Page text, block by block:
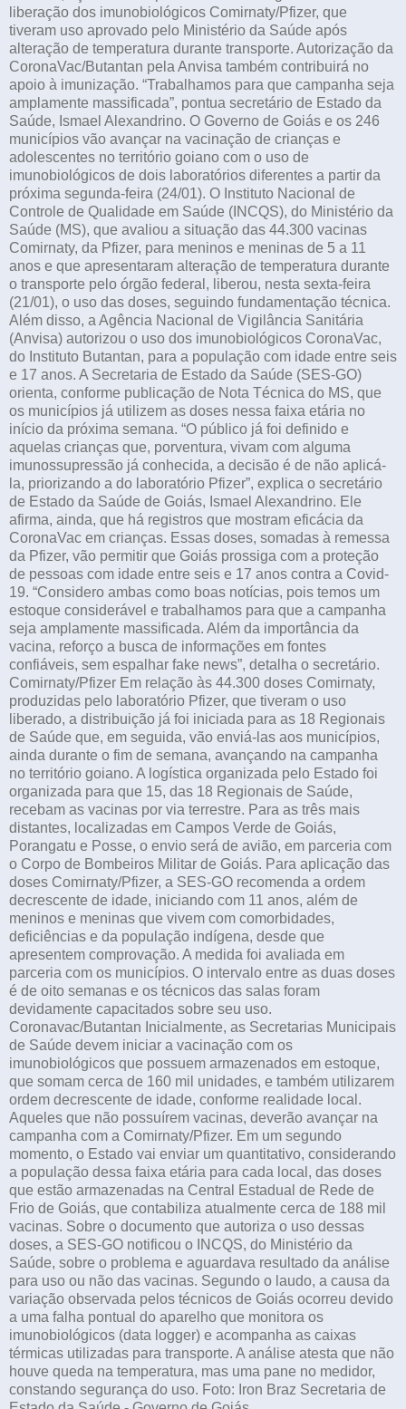
liberação dos imunobiológicos Comirnaty/Pfizer, que
tiveram uso aprovado pelo Ministério da Saúde após
alteração de temperatura durante transporte. Autorização da
CoronaVac/Butantan pela Anvisa também contribuirá no
apoio à imunização. “Trabalhamos para que campanha seja
amplamente massificada”, pontua secretário de Estado da
Saúde, Ismael Alexandrino. O Governo de Goiás e os 246
municípios vão avançar na vacinação de crianças e
adolescentes no território goiano com o uso de
imunobiológicos de dois laboratórios diferentes a partir da
próxima segunda-feira (24/01). O Instituto Nacional de
Controle de Qualidade em Saúde (INCQS), do Ministério da
Saúde (MS), que avaliou a situação das 44.300 vacinas
Comirnaty, da Pfizer, para meninos e meninas de 5 a 11
anos e que apresentaram alteração de temperatura durante
o transporte pelo órgão federal, liberou, nesta sexta-feira
(21/01), o uso das doses, seguindo fundamentação técnica.
Além disso, a Agência Nacional de Vigilância Sanitária
(Anvisa) autorizou o uso dos imunobiológicos CoronaVac,
do Instituto Butantan, para a população com idade entre seis
e 17 anos. A Secretaria de Estado da Saúde (SES-GO)
orienta, conforme publicação de Nota Técnica do MS, que
os municípios já utilizem as doses nessa faixa etária no
início da próxima semana. “O público já foi definido e
aquelas crianças que, porventura, vivam com alguma
imunossupressão já conhecida, a decisão é de não aplicá-
la, priorizando a do laboratório Pfizer”, explica o secretário
de Estado da Saúde de Goiás, Ismael Alexandrino. Ele
afirma, ainda, que há registros que mostram eficácia da
CoronaVac em crianças. Essas doses, somadas à remessa
da Pfizer, vão permitir que Goiás prossiga com a proteção
de pessoas com idade entre seis e 17 anos contra a Covid-
19. “Considero ambas como boas notícias, pois temos um
estoque considerável e trabalhamos para que a campanha
seja amplamente massificada. Além da importância da
vacina, reforço a busca de informações em fontes
confiáveis, sem espalhar fake news”, detalha o secretário.
Comirnaty/Pfizer Em relação às 44.300 doses Comirnaty,
produzidas pelo laboratório Pfizer, que tiveram o uso
liberado, a distribuição já foi iniciada para as 18 Regionais
de Saúde que, em seguida, vão enviá-las aos municípios,
ainda durante o fim de semana, avançando na campanha
no território goiano. A logística organizada pelo Estado foi
organizada para que 15, das 18 Regionais de Saúde,
recebam as vacinas por via terrestre. Para as três mais
distantes, localizadas em Campos Verde de Goiás,
Porangatu e Posse, o envio será de avião, em parceria com
o Corpo de Bombeiros Militar de Goiás. Para aplicação das
doses Comirnaty/Pfizer, a SES-GO recomenda a ordem
decrescente de idade, iniciando com 11 anos, além de
meninos e meninas que vivem com comorbidades,
deficiências e da população indígena, desde que
apresentem comprovação. A medida foi avaliada em
parceria com os municípios. O intervalo entre as duas doses
é de oito semanas e os técnicos das salas foram
devidamente capacitados sobre seu uso.
Coronavac/Butantan Inicialmente, as Secretarias Municipais
de Saúde devem iniciar a vacinação com os
imunobiológicos que possuem armazenados em estoque,
que somam cerca de 160 mil unidades, e também utilizarem
ordem decrescente de idade, conforme realidade local.
Aqueles que não possuírem vacinas, deverão avançar na
campanha com a Comirnaty/Pfizer. Em um segundo
momento, o Estado vai enviar um quantitativo, considerando
a população dessa faixa etária para cada local, das doses
que estão armazenadas na Central Estadual de Rede de
Frio de Goiás, que contabiliza atualmente cerca de 188 mil
vacinas. Sobre o documento que autoriza o uso dessas
doses, a SES-GO notificou o INCQS, do Ministério da
Saúde, sobre o problema e aguardava resultado da análise
para uso ou não das vacinas. Segundo o laudo, a causa da
variação observada pelos técnicos de Goiás ocorreu devido
a uma falha pontual do aparelho que monitora os
imunobiológicos (data logger) e acompanha as caixas
térmicas utilizadas para transporte. A análise atesta que não
houve queda na temperatura, mas uma pane no medidor,
constando segurança do uso. Foto: Iron Braz Secretaria de